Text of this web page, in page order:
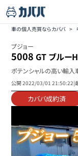
車の個人売買ならカババ >
プジョー
5008 GT ブルー
ポテンシャルの高い輸入
公開2022/03/01 21:50:22|
カババ成約済